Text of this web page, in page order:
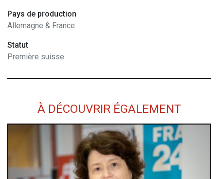
Pays de production
Allemagne & France
Statut
Première suisse
À DÉCOUVRIR ÉGALEMENT